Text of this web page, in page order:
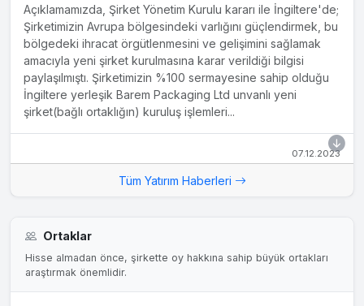
Açıklamamızda, Şirket Yönetim Kurulu kararı ile İngiltere'de;
Şirketimizin Avrupa bölgesindeki varlığını güçlendirmek, bu
bölgedeki ihracat örgütlenmesini ve gelişimini sağlamak
amacıyla yeni şirket kurulmasına karar verildiği bilgisi
paylaşılmıştı. Şirketimizin %100 sermayesine sahip olduğu
İngiltere yerleşik Barem Packaging Ltd unvanlı yeni
şirket(bağlı ortaklığın) kuruluş işlemleri...
07.12.2023
Yatırımı devam etmekte olan Konya Ereğli Kağıt üretim
yapmış olduğumuz TLP-01401145 No'lu ön lisans
başvurumuzun onayından sonra yürürlüğe girmek üzere,
Şirketimiz ile Murel Yatırım İnşaat A.Ş. arasında 37,650 MWh
mekanik gücünde (32 MWh elektriksel güç) kapasiteli
Tüm Yatırım Haberleri
Ortaklar
Hisse almadan önce, şirkette oy hakkına sahip büyük ortakları
araştırmak önemlidir.